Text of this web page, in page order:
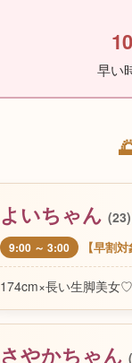
早い
よいちゃん (23)
9:00 ～ 3:00 【早割対
174cm×長い生脚美女
さやかちゃん